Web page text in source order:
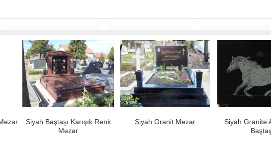
Siyah Baştaşı Karışık Renk
Mezar
Siyah Granit Mezar
Siyah Granite